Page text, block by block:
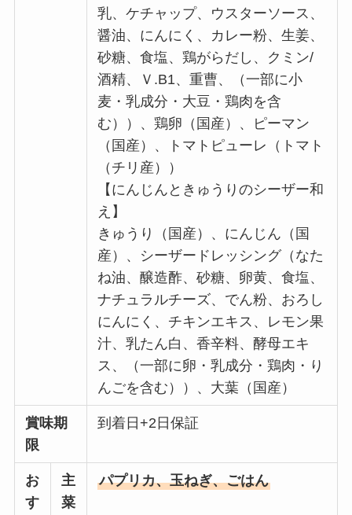
乳、ケチャップ、ウスターソース、
醤油、にんにく、カレー粉、生姜、
砂糖、食塩、鶏がらだし、クミン/
酒精、Ｖ.B1、重曹、（一部に小
麦・乳成分・大豆・鶏肉を含
む））、鶏卵（国産）、ピーマン
（国産）、トマトピューレ（トマト
（チリ産））
【にんじんときゅうりのシーザー和
え】
きゅうり（国産）、にんじん（国
産）、シーザードレッシング（なた
ね油、醸造酢、砂糖、卵黄、食塩、
ナチュラルチーズ、でん粉、おろし
にんにく、チキンエキス、レモン果
汁、乳たん白、香辛料、酵母エキ
ス、（一部に卵・乳成分・鶏肉・り
んごを含む））、大葉（国産）
賞味期
限
到着日+2日保証
お
す
主
菜
パプリカ、玉ねぎ、ごはん